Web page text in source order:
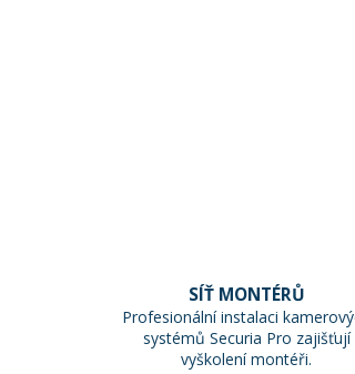
SÍŤ MONTÉRŮ
Profesionální instalaci
systémů Securia Pro zajišťují
vyškolení montéři.